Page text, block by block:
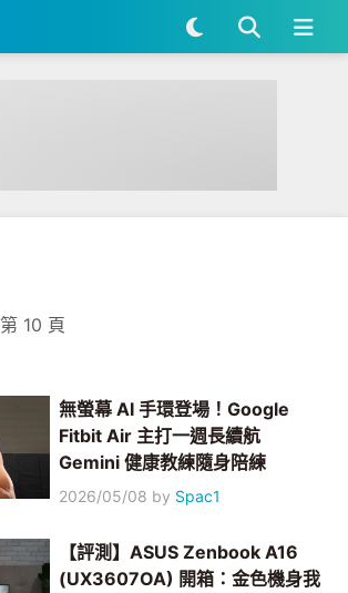
第 10 頁
無螢幕 AI 手環登場！Google
Fitbit Air 主打一週長續航
Gemini 健康教練隨身陪練
2026/05/08 by Spac1
【評測】ASUS Zenbook A16
(UX3607OA) 開箱：金色機身我